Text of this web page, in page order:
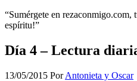
“Sumérgete en
espíritu!”
Día 4 – Lectura
13/05/2015 PorAntonieta y Oscar